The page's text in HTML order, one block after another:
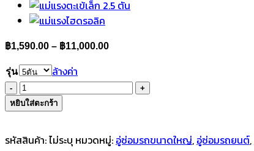
฿1,590.00 – ฿11,000.00Price
through
รุ่น ล้างค่า
จำนวน
แม่แรง
หยิบใส่ตะกร้า
รหัสสินค้า:ไม่ระบุ หมวดหมู่: อู่ซ่อมรถขนาดใหญ่, อู่ซ่อมรถยนต์,